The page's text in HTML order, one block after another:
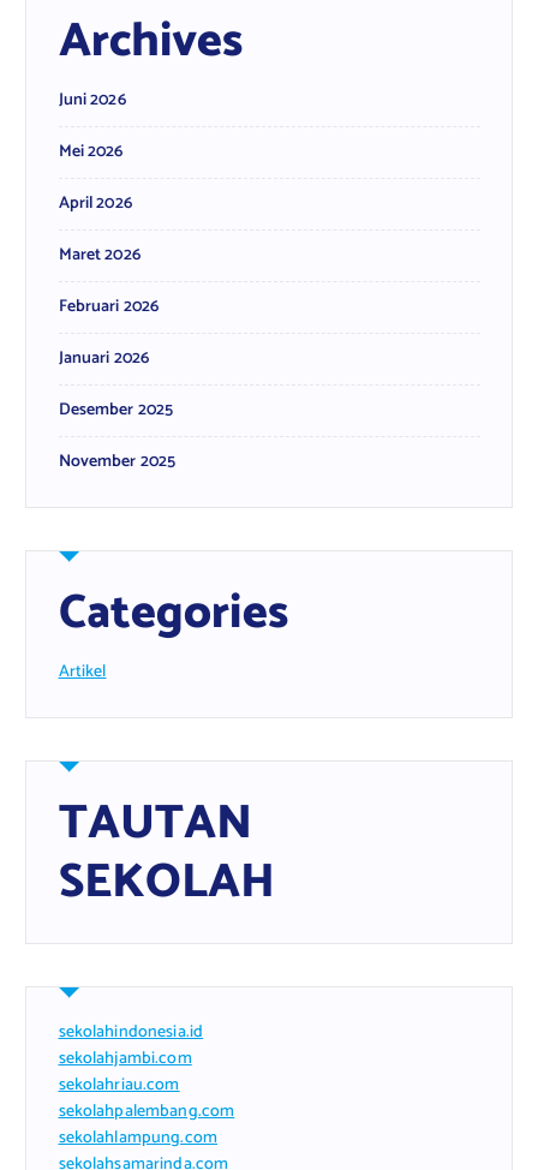
Archives
Juni 2026
Mei 2026
April 2026
Maret 2026
Februari 2026
Januari 2026
Desember 2025
November 2025
Categories
Artikel
TAUTAN
SEKOLAH
sekolahindonesia.id
sekolahjambi.com
sekolahriau.com
sekolahpalembang.com
sekolahlampung.com
sekolahsamarinda.com